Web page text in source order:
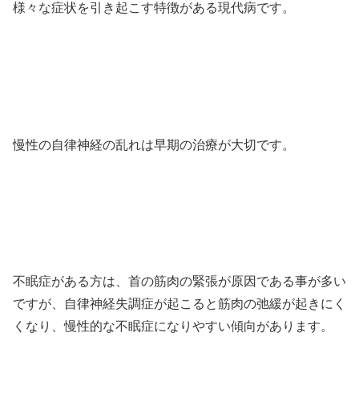
様々な症状を引き起こす特徴がある現代病です。
慢性の自律神経の乱れは早期の治療が大切です。
不眠症がある方は、首の筋肉の緊張が原因である事が多い
ですが、自律神経失調症が起こると筋肉の弛緩が起きにく
くなり、慢性的な不眠症になりやすい傾向があります。